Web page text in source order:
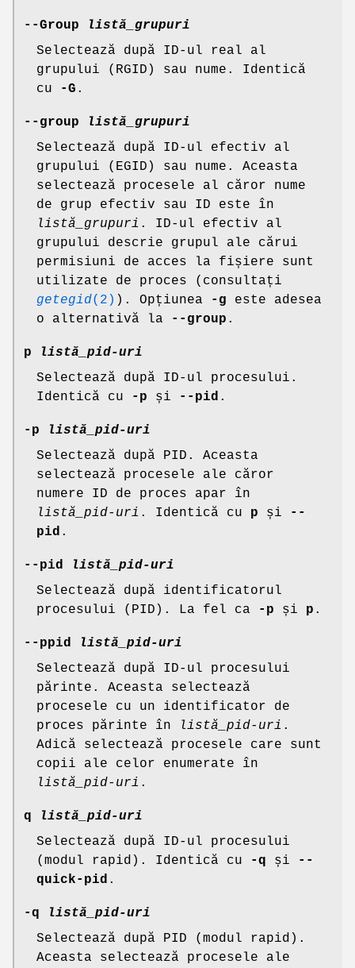
--Group listă_grupuri
Selectează după ID-ul real al
grupului (RGID) sau nume. Identică
cu
-G .
--group listă_grupuri
Selectează după ID-ul efectiv al
grupului (EGID) sau nume. Aceasta
selectează procesele al căror nume
de grup efectiv sau ID este în
listă_grupuri . ID-ul efectiv al
grupului descrie grupul ale cărui
permisiuni de acces la fișiere sunt
utilizate de proces (consultați
getegid(2) ). Opțiunea -g este adesea
o alternativă la
--group .
p listă_pid-uri
Selectează după ID-ul procesului.
Identică cu
-p și --pid .
-p listă_pid-uri
Selectează după PID. Aceasta
selectează procesele ale căror
numere ID de proces apar în
listă_pid-uri . Identică cu p și
--
pid .
--pid listă_pid-uri
Selectează după identificatorul
procesului (PID). La fel ca
-p și p .
--ppid listă_pid-uri
Selectează după ID-ul procesului
părinte. Aceasta selectează
procesele cu un identificator de
proces părinte în
listă_pid-uri .
Adică selectează procesele care sunt
copii ale celor enumerate în
listă_pid-uri .
q listă_pid-uri
Selectează după ID-ul procesului
(modul rapid). Identică cu
-q și
--
quick-pid .
-q listă_pid-uri
Selectează după PID (modul rapid).
Aceasta selectează procesele ale